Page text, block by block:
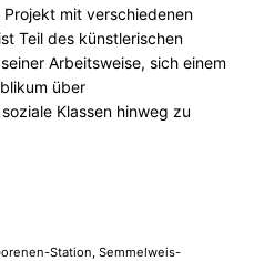
mit verschiedenen
Teil des künstlerischen
Arbeitsweise, sich einem
über
Klassen hinweg zu
Station, Semmelweis-